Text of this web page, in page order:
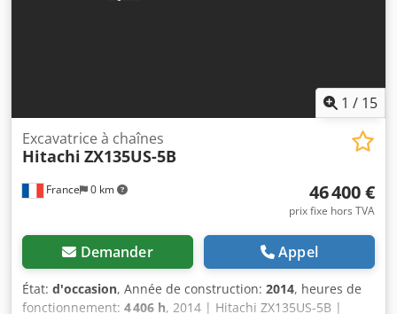
1 / 15
France 0 km
Excavatrice à chaînes
Hitachi ZX135US-5B
46 400 €
prix fixe hors TVA
Demander Appel
État: d'occasion, Année de construction: 2014, heures de
fonctionnement: 4 406 h, 2014 | Hitachi ZX135US-5B |